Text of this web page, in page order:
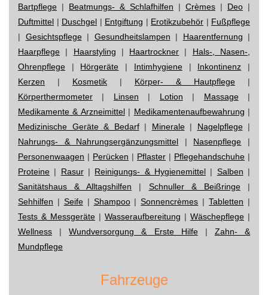
Bartpflege | Beatmungs- & Schlafhilfen | Crèmes | Deo |
Duftmittel | Duschgel | Entgiftung | Erotikzubehör | Fußpflege
| Gesichtspflege| Gesundheitslampen | Haarentfernung |
Haarpflege | Haarstyling | Haartrockner | Hals-, Nasen-,
Ohrenpflege | Hörgeräte | Intimhygiene| Inkontinenz |
Kerzen | Kosmetik | Körper- & Hautpflege |
Körperthermometer | Linsen | Lotion | Massage|
Medikamente & Arzneimittel| Medikamentenaufbewahrung |
Medizinische Geräte & Bedarf| Minerale| Nagelpflege|
Nahrungs- & Nahrungsergänzungsmittel | Nasenpflege |
Personenwaagen | Perücken | Pflaster | Pflegehandschuhe |
Proteine | Rasur| Reinigungs- & Hygienemittel | Salben |
Sanitätshaus & Alltagshilfen | Schnuller & Beißringe|
Sehhilfen | Seife| Shampoo|Sonnencrèmes |Tabletten |
Tests & Messgeräte | Wasseraufbereitung | Wäschepflege |
Wellness |Wundversorgung & Erste Hilfe| Zahn- &
Mundpflege
Fahrzeuge